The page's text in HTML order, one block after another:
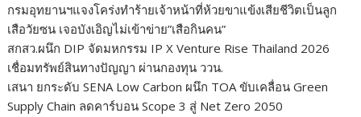
กรมอุทยานฯแจงโคร่งทำร้ายเจ้าหน้าที่ห้วยขาแข้งเสียชีวิตเป็นลูก
เสือวัยซน เจอบังเอิญไม่เข้าข่าย”เสือกินคน”
สกสว.ผนึก DIP จัดมหกรรม IP X Venture Rise Thailand 2026
เชื่อมทรัพย์สินทางปัญญา ผ่านกองทุน ววน.
เสนา ยกระดับ SENA Low Carbon ผนึก TOA ขับเคลื่อน Green
Supply Chain ลดคาร์บอน Scope 3 สู่ Net Zero 2050